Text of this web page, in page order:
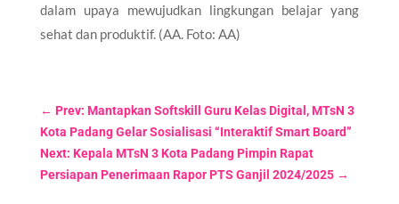
dalam upaya mewujudkan lingkungan belajar yang
sehat dan produktif. (AA. Foto: AA)
← Prev: Mantapkan Softskill Guru Kelas Digital, MTsN 3
Kota Padang Gelar Sosialisasi “Interaktif Smart Board”
Next: Kepala MTsN 3 Kota Padang Pimpin Rapat
Persiapan Penerimaan Rapor PTS Ganjil 2024/2025→